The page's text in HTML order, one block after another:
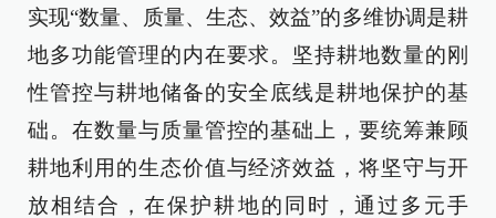
实现“数量、质量、生态、效益”的多维协调是耕
地多功能管理的内在要求。坚持耕地数量的刚
性管控与耕地储备的安全底线是耕地保护的基
础。在数量与质量管控的基础上，要统筹兼顾
耕地利用的生态价值与经济效益，将坚守与开
放相结合，在保护耕地的同时，通过多元手